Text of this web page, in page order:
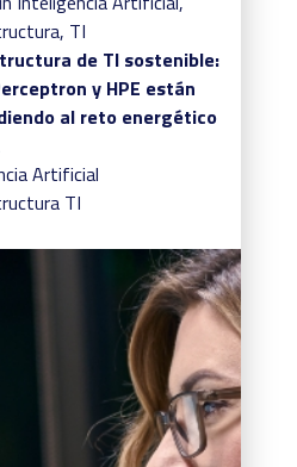
, TI
de TI sostenible:
y HPE están
al reto energético
Artificial
TI